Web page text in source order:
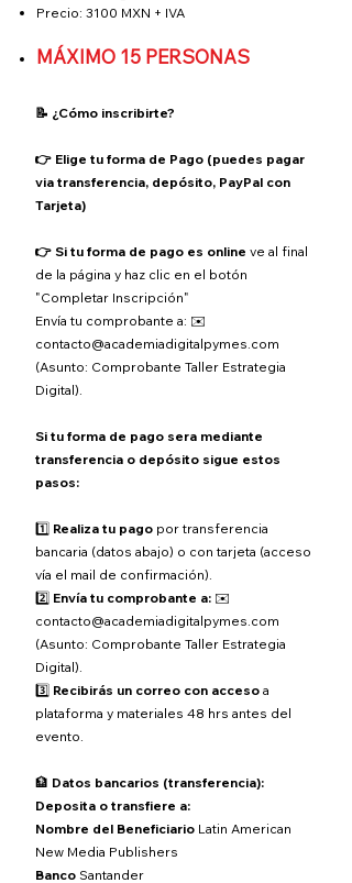
Precio: 3100 MXN + IVA
MÁXIMO 15 PERSONAS
📝 ¿Cómo inscribirte?
👉 Elige tu forma de Pago (puedes pagar
via transferencia, depósito, PayPal con
Tarjeta)
👉 Si tu forma de pago es online ve al final
de la página y haz clic en el botón
"Completar Inscripción"
Envía tu comprobante a: ✉️
contacto@academiadigitalpymes.com
(Asunto: Comprobante Taller Estrategia
Digital).
Si tu forma de pago sera mediante
transferencia o depósito sigue estos
pasos:
1️⃣ Realiza tu pago por transferencia
bancaria (datos abajo) o con tarjeta (acceso
vía el mail de confirmación).
2️⃣ Envía tu comprobante a: ✉️
contacto@academiadigitalpymes.com
(Asunto: Comprobante Taller Estrategia
Digital).
3️⃣ Recibirás un correo con acceso a
plataforma y materiales 48 hrs antes del
evento.
🏦 Datos bancarios (transferencia):
Deposita o transfiere a:
Nombre del Beneficiario Latin American
New Media Publishers
Banco Santander